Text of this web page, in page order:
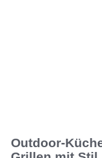
Outdoor-